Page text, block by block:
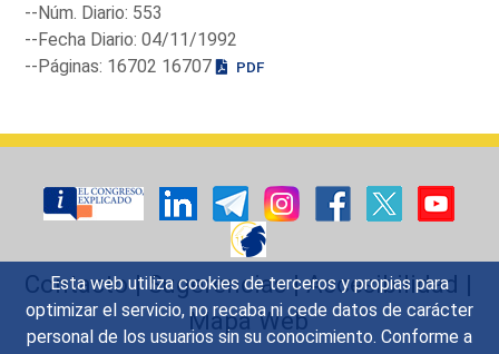
Esta web utiliza cookies de terceros y propias para
optimizar el servicio, no recaba ni cede datos de carácter
personal de los usuarios sin su conocimiento. Conforme a
--Núm. Diario: 553
--Fecha Diario: 04/11/1992
--Páginas: 16702 16707
PDF
Contacto|Sugerencias|Accesibilidad |
Mapa Web